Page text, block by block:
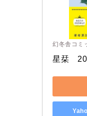
幻冬舎コミ
星栞　